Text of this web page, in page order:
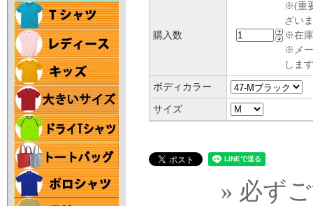
購入数
※(重
ざい
※在庫
※メー
しま
ボディカラー
サイズ
» 必ず